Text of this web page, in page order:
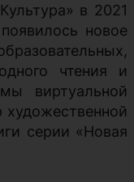
в 2021
новое
чтения и
виртуальной
художественной
серии «Новая